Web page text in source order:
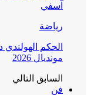
آسفي
رياضة
الحكم
مونديال 2026
السابق التالي
فن